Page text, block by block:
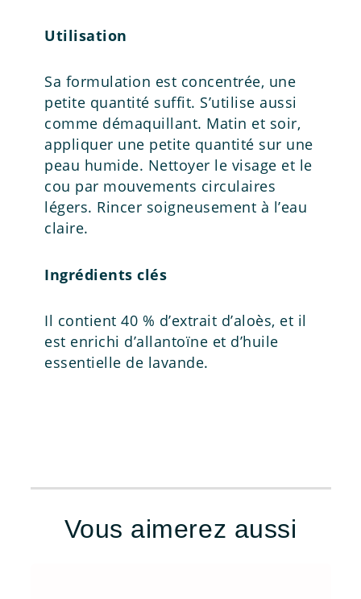
Utilisation
Sa formulation est concentrée, une
petite quantité suffit. S’utilise aussi
comme démaquillant. Matin et soir,
appliquer une petite quantité sur une
peau humide. Nettoyer le visage et le
cou par mouvements circulaires
légers. Rincer soigneusement à l’eau
claire.
Ingrédients clés
Il contient 40 % d’extrait d’aloès, et il
est enrichi d’allantoïne et d’huile
essentielle de lavande.
Vous aimerez aussi